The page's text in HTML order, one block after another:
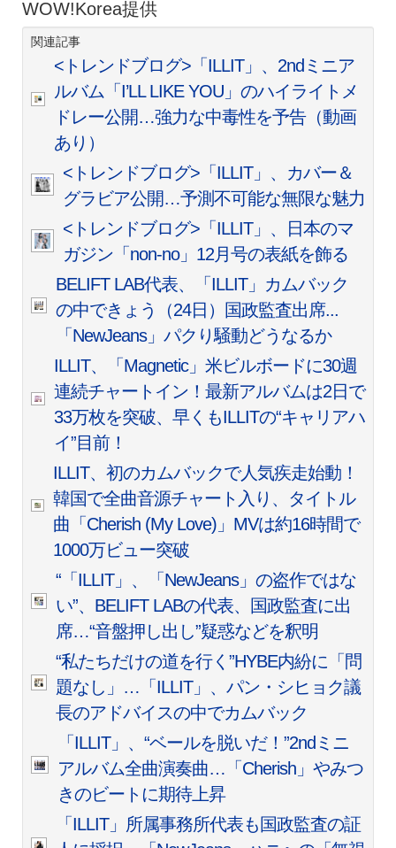
WOW!Korea提供
関連記事
<トレンドブログ>「ILLIT」、2ndミニア
ルバム「I’LL LIKE YOU」のハイライトメ
ドレー公開…強力な中毒性を予告（動画
あり）
<トレンドブログ>「ILLIT」、カバー＆
グラビア公開…予測不可能な無限な魅力
<トレンドブログ>「ILLIT」、日本のマ
ガジン「non-no」12月号の表紙を飾る
BELIFT LAB代表、「ILLIT」カムバック
の中できょう（24日）国政監査出席...
「NewJeans」パクり騒動どうなるか
ILLIT、「Magnetic」米ビルボードに30週
連続チャートイン！最新アルバムは2日で
33万枚を突破、早くもILLITの“キャリアハ
イ”目前！
ILLIT、初のカムバックで人気疾走始動！
韓国で全曲音源チャート入り、タイトル
曲「Cherish (My Love)」MVは約16時間で
1000万ビュー突破
“「ILLIT」、「NewJeans」の盗作ではな
い”、BELIFT LABの代表、国政監査に出
席…“音盤押し出し”疑惑などを釈明
“私たちだけの道を行く”HYBE内紛に「問
題なし」…「ILLIT」、パン・シヒョク議
長のアドバイスの中でカムバック
「ILLIT」、“ベールを脱いだ！”2ndミニ
アルバム全曲演奏曲…「Cherish」やみつ
きのビートに期待上昇
「ILLIT」所属事務所代表も国政監査の証